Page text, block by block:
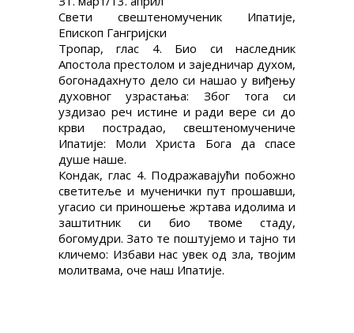
Свети свештеномученик Ипатије,
Епископ Гангријски
Тропар, глас 4. Био си наследник
Апостола престолом и заједничар духом,
богонадахнуто дело си нашао у виђењу
духовног узрастања: Због тога си
уздизао реч истине и ради вере си до
крви пострадао, свештеномучениче
Ипатије: Моли Христа Бога да спасе
душе наше.
Кондак, глас 4. Подражавајући побожно
светитеље и мученички пут прошавши,
угасио си приношење жртава идолима и
заштитник си био твоме стаду,
богомудри. Зато те поштујемо и тајно ти
кличемо: Избави нас увек од зла, твојим
молитвама, оче наш Ипатије.